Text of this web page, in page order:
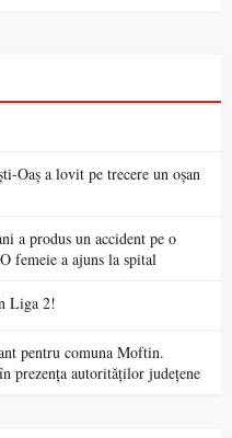
Oaș a lovit pe trecere un oșan
a produs un accident pe o
femeie a ajuns la spital
Liga 2!
pentru comuna Moftin.
prezența autorităților județene